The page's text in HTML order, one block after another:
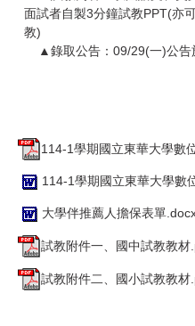
面試者自製3分鐘試教PPT(亦
教)
▲錄取公告：09/29(一)公告
114-1學期國立東華大學數
114-1學期國立東華大學數
大學伴推薦人擔保表單
試教附件一、國中試教教材
試教附件二、國小試教教材